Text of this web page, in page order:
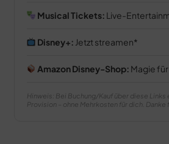
Musical Tickets: Live-
Disney+: Jetzt streamen
Amazon Disney-Shop: Magie
Hinweis: Bei Buchung/Kauf über diese Links
Provision – ohne Mehrkosten für dich. Danke